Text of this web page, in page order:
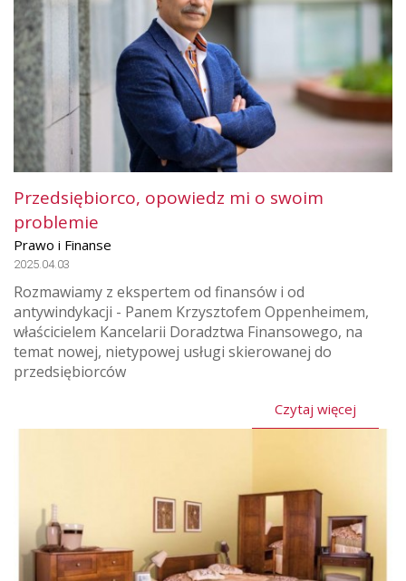
Przedsiębiorco, opowiedz mi o swoim
problemie
Prawo i Finanse
2025.04.03
Rozmawiamy z ekspertem od finansów i od
antywindykacji - Panem Krzysztofem Oppenheimem,
właścicielem Kancelarii Doradztwa Finansowego, na
temat nowej, nietypowej usługi skierowanej do
przedsiębiorców
Czytaj więcej